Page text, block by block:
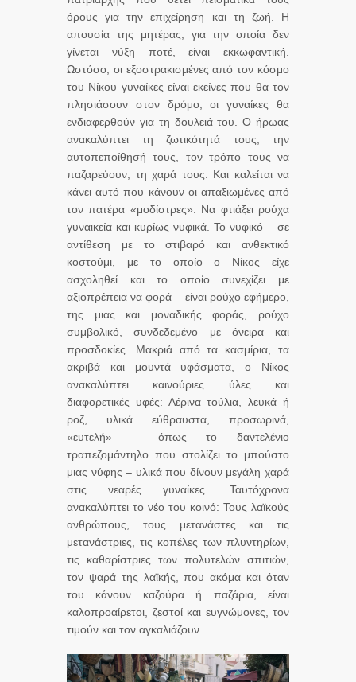
όρους για την επιχείρηση και τη ζωή. Η
απουσία της μητέρας, για την οποία δεν
γίνεται νύξη ποτέ, είναι εκκωφαντική.
Ωστόσο, οι εξοστρακισμένες από τον κόσμο
του Νίκου γυναίκες είναι εκείνες που θα τον
πλησιάσουν στον δρόμο, οι γυναίκες θα
ενδιαφερθούν για τη δουλειά του. Ο ήρωας
ανακαλύπτει τη ζωτικότητά τους, την
αυτοπεποίθησή τους, τον τρόπο τους να
παζαρεύουν, τη χαρά τους. Και καλείται να
κάνει αυτό που κάνουν οι απαξιωμένες από
τον πατέρα «μοδίστρες»: Να φτιάξει ρούχα
γυναικεία και κυρίως νυφικά. Το νυφικό – σε
αντίθεση με το στιβαρό και ανθεκτικό
κοστούμι, με το οποίο ο Νίκος είχε
ασχοληθεί και το οποίο συνεχίζει με
αξιοπρέπεια να φορά – είναι ρούχο εφήμερο,
της μιας και μοναδικής φοράς, ρούχο
συμβολικό, συνδεδεμένο με όνειρα και
προσδοκίες. Μακριά από τα κασμίρια, τα
ακριβά και μουντά υφάσματα, ο Νίκος
ανακαλύπτει καινούριες ύλες και
διαφορετικές υφές: Αέρινα τούλια, λευκά ή
ροζ, υλικά εύθραυστα, προσωρινά,
«ευτελή» – όπως το δαντελένιο
τραπεζομάντηλο που στολίζει το μπούστο
μιας νύφης – υλικά που δίνουν μεγάλη χαρά
στις νεαρές γυναίκες. Ταυτόχρονα
ανακαλύπτει το νέο του κοινό: Τους λαϊκούς
ανθρώπους, τους μετανάστες και τις
μετανάστριες, τις κοπέλες των πλυντηρίων,
τις καθαρίστριες των πολυτελών σπιτιών,
τον ψαρά της λαϊκής, που ακόμα και όταν
του κάνουν καζούρα ή παζάρια, είναι
καλοπροαίρετοι, ζεστοί και ευγνώμονες, τον
τιμούν και τον αγκαλιάζουν.